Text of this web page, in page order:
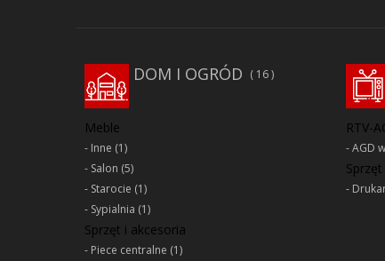
DOM I OGRÓD 16
Meble
Inne (1)
Salon (5)
Starocie (1)
Sypialnia (1)
Sprzęt i akcesoria
Piece centralne (1)
RTV-
AGD